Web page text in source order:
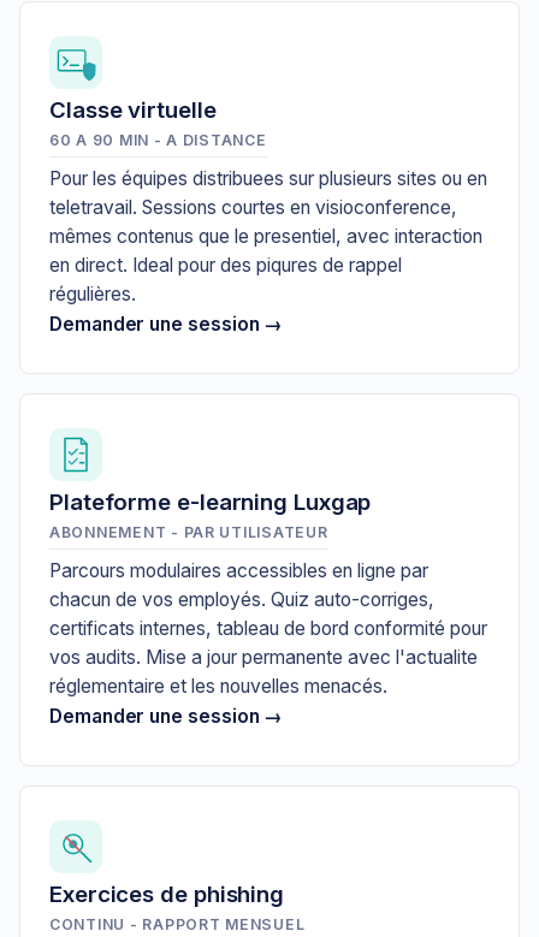
Classe virtuelle
60 A 90 MIN - A DISTANCE
Pour les équipes distribuees sur plusieurs sites ou en
teletravail. Sessions courtes en visioconference,
mêmes contenus que le presentiel, avec interaction
en direct. Ideal pour des piqures de rappel
régulières.
Demander une session →
Plateforme e-learning Luxgap
ABONNEMENT - PAR UTILISATEUR
Parcours modulaires accessibles en ligne par
chacun de vos employés. Quiz auto-corriges,
certificats internes, tableau de bord conformité pour
vos audits. Mise a jour permanente avec l'actualite
réglementaire et les nouvelles menacés.
Demander une session →
Exercices de phishing
CONTINU - RAPPORT MENSUEL